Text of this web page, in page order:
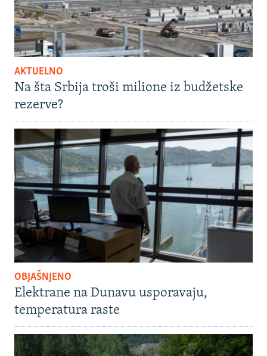
AKTUELNO
Na šta Srbija troši milione iz budžetske
rezerve?
OBJAŠNJENO
Elektrane na Dunavu usporavaju,
temperatura raste